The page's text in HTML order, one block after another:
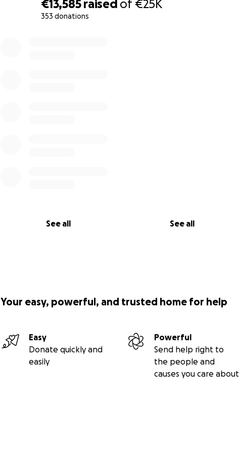
€13,585 raised of€25K
353 donations
See all See all
Your easy, powerful, and trusted home for help
Easy
Donate quickly and
easily
Powerful
Send help right to
the people and
causes you care about